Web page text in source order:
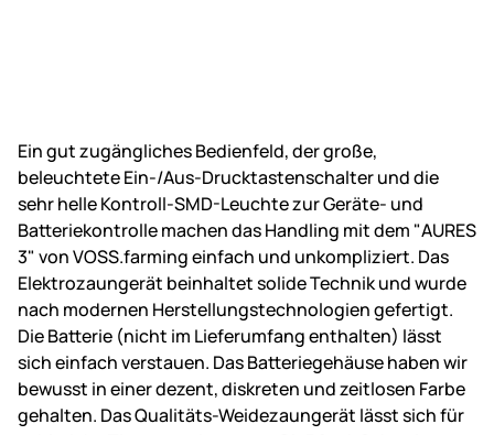
Ein gut zugängliches Bedienfeld, der große,
beleuchtete Ein-/Aus-Drucktastenschalter und die
sehr helle Kontroll-SMD-Leuchte zur Geräte- und
Batteriekontrolle machen das Handling mit dem "AURES
3" von VOSS.farming einfach und unkompliziert. Das
Elektrozaungerät beinhaltet solide Technik und wurde
nach modernen Herstellungstechnologien gefertigt.
Die Batterie (nicht im Lieferumfang enthalten) lässt
sich einfach verstauen. Das Batteriegehäuse haben wir
bewusst in einer dezent, diskreten und zeitlosen Farbe
gehalten. Das Qualitäts-Weidezaungerät lässt sich für